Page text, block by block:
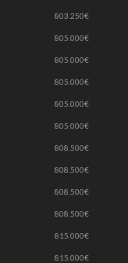
803.250€
805.000€
805.000€
805.000€
805.000€
805.000€
808.500€
808.500€
808.500€
808.500€
815.000€
815.000€